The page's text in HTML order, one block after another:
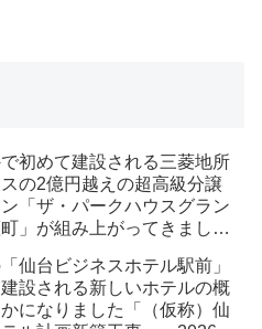
初めて建設される三菱地所
の2億円越えの超高級分譲
「ザ・パークハウスグラン
」が組み上がってきまし
仙台ビジネスホテル駅前」
設される新しいホテルの概
になりました「（仮称）仙